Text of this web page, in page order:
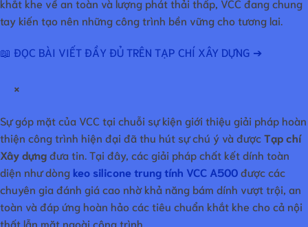
khắt khe về an toàn và lượng phát thải thấp, VCC đang chung
tay kiến tạo nên những công trình bền vững cho tương lai.
📖 ĐỌC BÀI VIẾT ĐẦY ĐỦ TRÊN TẠP CHÍ XÂY DỰNG ➔
×
Sự góp mặt của VCC tại chuỗi sự kiện giới thiệu giải pháp hoàn
thiện công trình hiện đại đã thu hút sự chú ý và đượcTạp chí
Xây dựngđưa tin. Tại đây, các giải pháp chất kết dính toàn
diện như dòng keo silicone trung tính VCC A500được các
chuyên gia đánh giá cao nhờ khả năng bám dính vượt trội, an
toàn và đáp ứng hoàn hảo các tiêu chuẩn khắt khe cho cả nội
thất lẫn mặt ngoài công trình.